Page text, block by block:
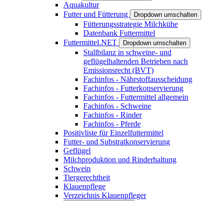
Aquakultur
Futter und Fütterung
Dropdown umschalten
Fütterungsstrategie Milchkühe
Datenbank Futtermittel
Futtermittel.NET
Dropdown umschalten
Stallbilanz in schweine- und
geflügelhaltenden Betrieben nach
Emissionsrecht (BVT)
Fachinfos - Nährstoffausscheidung
Fachinfos - Futterkonservierung
Fachinfos - Futtermittel allgemein
Fachinfos - Schweine
Fachinfos - Rinder
Fachinfos - Pferde
Positivliste für Einzelfuttermittel
Futter- und Substratkonservierung
Geflügel
Milchproduktion und Rinderhaltung
Schwein
Tiergerechtheit
Klauenpflege
Verzeichnis Klauenpfleger